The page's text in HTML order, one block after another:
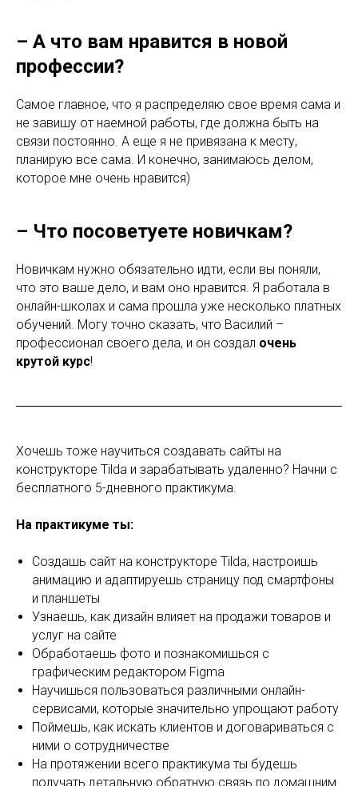
– А что вам нравится в новой
профессии?
Самое главное, что я распределяю свое время сама и
не завишу от наемной работы, где должна быть на
связи постоянно. А еще я не привязана к месту,
планирую все сама. И конечно, занимаюсь делом,
которое мне очень нравится)
– Что посоветуете новичкам?
Новичкам нужно обязательно идти, если вы поняли,
что это ваше дело, и вам оно нравится. Я работала в
онлайн-школах и сама прошла уже несколько платных
обучений. Могу точно сказать, что Василий –
профессионал своего дела, и он создал очень
крутой курс!
Хочешь тоже научиться создавать сайты на
конструкторе Tilda и зарабатывать удаленно? Начни с
бесплатного 5-дневного практикума.
На практикуме ты:
Создашь сайт на конструкторе Tilda, настроишь
анимацию и адаптируешь страницу под смартфоны
и планшеты
Узнаешь, как дизайн влияет на продажи товаров и
услуг на сайте
Обработаешь фото и познакомишься с
графическим редактором Figma
Научишься пользоваться различными онлайн-
сервисами, которые значительно упрощают работу
Поймешь, как искать клиентов и договариваться с
ними о сотрудничестве
На протяжении всего практикума ты будешь
получать детальную обратную связь по домашним